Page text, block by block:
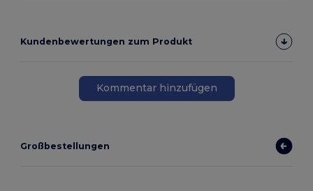
Kundenbewertungen zum Produkt
Kommentar hinzufügen
Großbestellungen